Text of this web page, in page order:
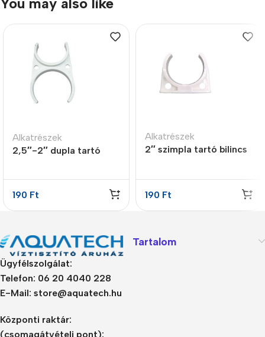
Alkatrészek
2,5″-2″ dupla tartó
190 Ft
Alkatrészek
2″ szimpla tartó bilincs
190 Ft
Ügyfélszolgálat:
Telefon: 06 20 4040 228
E-Mail: store@aquatech.hu
Központi raktár:
(csomagátvételi pont):
Tartalom